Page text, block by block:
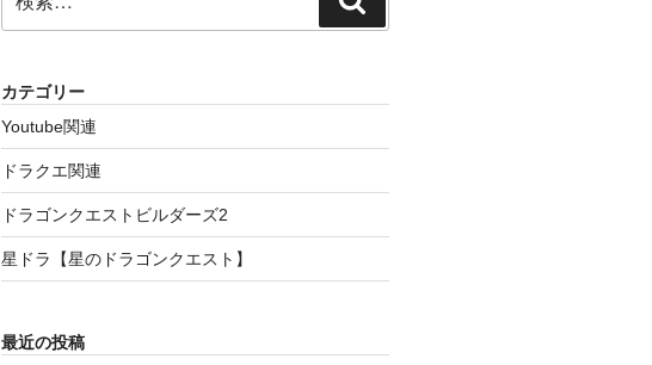
索:
索
カテゴリー
Youtube関連
ドラクエ関連
ドラゴンクエストビルダーズ2
星ドラ【星のドラゴンクエスト】
最近の投稿